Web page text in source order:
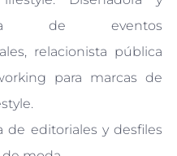
de eventos
relacionista pública
para marcas de
de editoriales y desfiles